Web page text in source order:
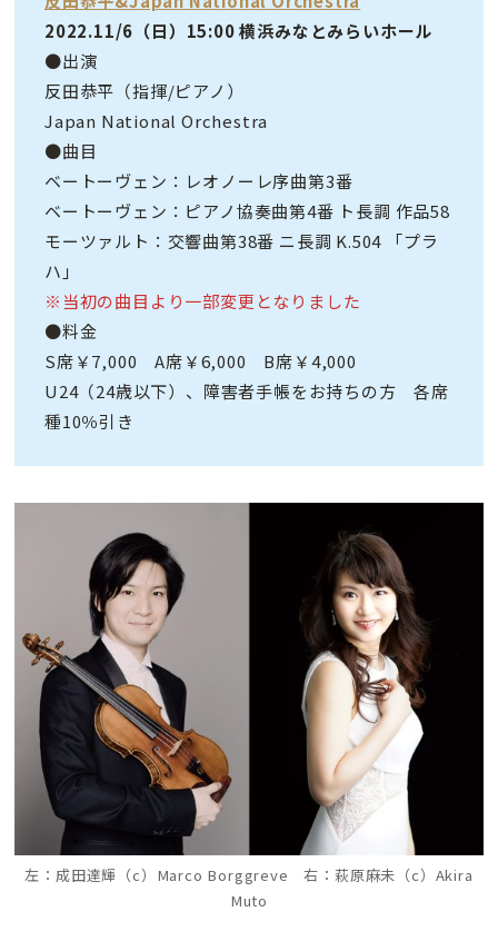
2022.11/6（日）15:00 横浜みなとみらいホール
●出演
反田恭平（指揮/ピアノ）
Japan National Orchestra
●曲目
ベートーヴェン：レオノーレ序曲第3番
ベートーヴェン：ピアノ協奏曲第4番 ト長調 作品58
モーツァルト：交響曲第38番 ニ長調 K.504 「プラ
ハ」
※当初の曲目より一部変更となりました
●料金
S席￥7,000 A席￥6,000 B席￥4,000
U24（24歳以下）、障害者手帳をお持ちの方 各席
種10％引き
左：成田達輝 （c）Marco Borggreve 右：萩原麻未（c）Akira
Muto